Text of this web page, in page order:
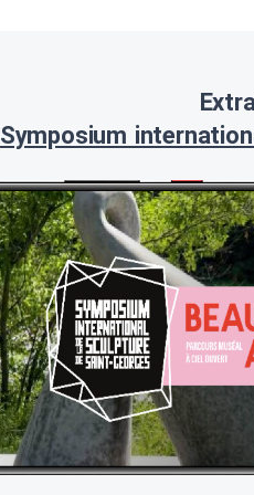
Symposium